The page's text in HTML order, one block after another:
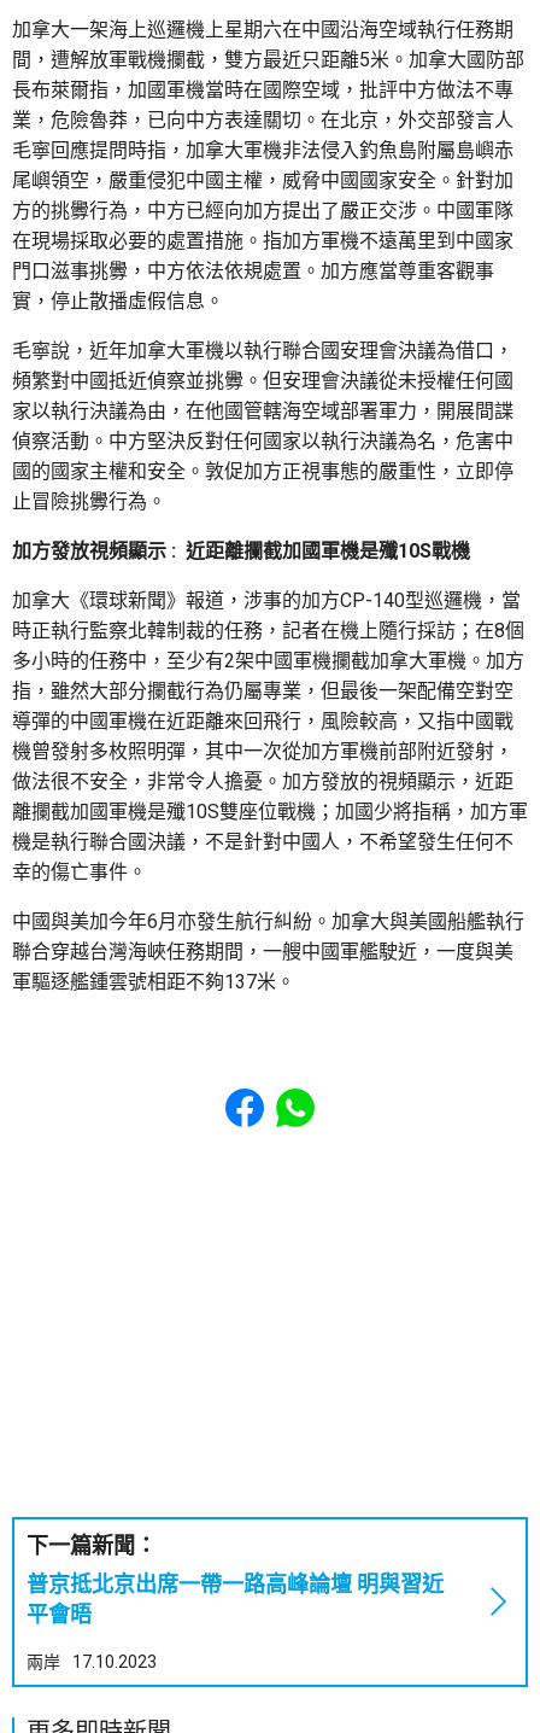
加拿大一架海上巡邏機上星期六在中國沿海空域執行任務期
間，遭解放軍戰機攔截，雙方最近只距離5米。加拿大國防部
長布萊爾指，加國軍機當時在國際空域，批評中方做法不專
業，危險魯莽，已向中方表達關切。在北京，外交部發言人
毛寧回應提問時指，加拿大軍機非法侵入釣魚島附屬島嶼赤
尾嶼領空，嚴重侵犯中國主權，威脅中國國家安全。針對加
方的挑釁行為，中方已經向加方提出了嚴正交涉。中國軍隊
在現場採取必要的處置措施。指加方軍機不遠萬里到中國家
門口滋事挑釁，中方依法依規處置。加方應當尊重客觀事
實，停止散播虛假信息。
毛寧說，近年加拿大軍機以執行聯合國安理會決議為借口，
頻繁對中國抵近偵察並挑釁。但安理會決議從未授權任何國
家以執行決議為由，在他國管轄海空域部署軍力，開展間諜
偵察活動。中方堅決反對任何國家以執行決議為名，危害中
國的國家主權和安全。敦促加方正視事態的嚴重性，立即停
止冒險挑釁行為。
加方發放視頻顯示 : 近距離攔截加國軍機是殲10S戰機
加拿大《環球新聞》報道，涉事的加方CP-140型巡邏機，當
時正執行監察北韓制裁的任務，記者在機上隨行採訪；在8個
多小時的任務中，至少有2架中國軍機攔截加拿大軍機。加方
指，雖然大部分攔截行為仍屬專業，但最後一架配備空對空
導彈的中國軍機在近距離來回飛行，風險較高，又指中國戰
機曾發射多枚照明彈，其中一次從加方軍機前部附近發射，
做法很不安全，非常令人擔憂。加方發放的視頻顯示，近距
離攔截加國軍機是殲10S雙座位戰機；加國少將指稱，加方軍
機是執行聯合國決議，不是針對中國人，不希望發生任何不
幸的傷亡事件。
中國與美加今年6月亦發生航行糾紛。加拿大與美國船艦執行
聯合穿越台灣海峽任務期間，一艘中國軍艦駛近，一度與美
軍驅逐艦鍾雲號相距不夠137米。
Share to Facebook
Share to WhatsApp
下一篇新聞：
普京抵北京出席一帶一路高峰論壇 明與習近
平會晤
兩岸 17.10.2023